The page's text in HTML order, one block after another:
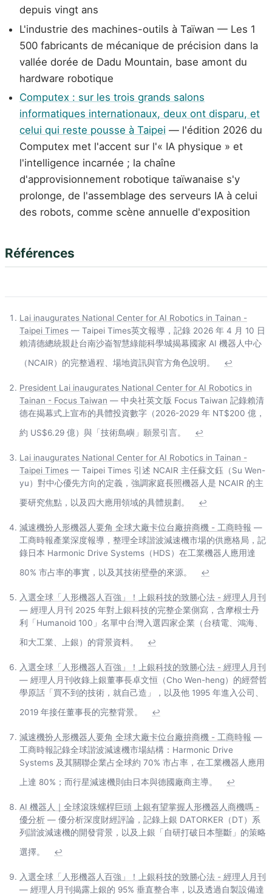
depuis vingt ans
L'industrie des machines-outils à Taïwan — Les 1
500 fabricants de mécanique de précision dans la
vallée dorée de Dadu Mountain, base amont du
hardware robotique
Computex : sur les trois grands salons
informatiques internationaux, deux ont disparu, et
celui qui reste pousse à Taipei — l'édition 2026 du
Computex met l'accent sur l'« IA physique » et
l'intelligence incarnée ; la chaîne
d'approvisionnement robotique taïwanaise s'y
prolonge, de l'assemblage des serveurs IA à celui
des robots, comme scène annuelle d'exposition
Références
Lai inaugurates National Center for AI Robotics in Tainan -
Taipei Times — Taipei Times英文報導，記錄 2026 年 4 月 10 日
賴清德總統親赴台南沙崙智慧綠能科學城揭幕國家 AI 機器人中心
（NCAIR）的完整過程、場地資訊與官方角色說明。
↩
President Lai inaugurates National Center for AI Robotics in
Tainan - Focus Taiwan — 中央社英文版 Focus Taiwan 記錄賴清
德在揭幕式上宣布的具體投資數字（2026-2029 年 NT$200 億，
約 US$6.29 億）與「技術島嶼」願景引言。
↩
Lai inaugurates National Center for AI Robotics in Tainan -
Taipei Times — Taipei Times 引述 NCAIR 主任蘇文鈺（Su Wen-
yu）對中心優先方向的定義，強調家庭長照機器人是 NCAIR 的主
要研究焦點，以及四大應用領域的具體規劃。
↩
減速機扮人形機器人要角 全球大廠卡位台廠拚商機 - 工商時報 —
工商時報產業深度報導，整理全球諧波減速機市場的供應格局，記
錄日本 Harmonic Drive Systems（HDS）在工業機器人應用達
80% 市占率的事實，以及其技術壁壘的來源。
↩
入選全球「人形機器人百強」！上銀科技的致勝心法 - 經理人月刊
— 經理人月刊 2025 年對上銀科技的完整企業側寫，含摩根士丹
利「Humanoid 100」名單中台灣入選四家企業（台積電、鴻海、
和大工業、上銀）的背景資料。
↩
入選全球「人形機器人百強」！上銀科技的致勝心法 - 經理人月刊
— 經理人月刊收錄上銀董事長卓文恒（Cho Wen-heng）的經營哲
學原話「買不到的技術，就自己造」，以及他 1995 年進入公司、
2019 年接任董事長的完整背景。
↩
減速機扮人形機器人要角 全球大廠卡位台廠拚商機 - 工商時報 —
工商時報記錄全球諧波減速機市場結構：Harmonic Drive
Systems 及其關聯企業占全球約 70% 市占率，在工業機器人應用
上達 80%；而行星減速機則由日本與德國廠商主導。
↩
AI 機器人｜全球滾珠螺桿巨頭 上銀有望掌握人形機器人商機嗎 -
優分析 — 優分析深度財經評論，記錄上銀 DATORKER（DT）系
列諧波減速機的開發背景，以及上銀「自研打破日本壟斷」的策略
選擇。
↩
入選全球「人形機器人百強」！上銀科技的致勝心法 - 經理人月刊
— 經理人月刊揭露上銀的 95% 垂直整合率，以及透過自製設備達